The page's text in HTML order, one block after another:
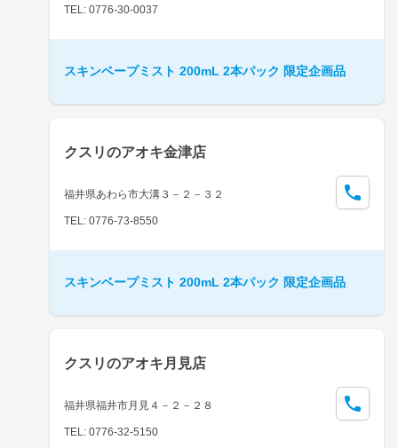
TEL: 0776-30-0037
スキンベープミスト 200mL 2本パック 限定企画品
クスリのアオキ金津店
福井県あわら市大溝３－２－３２
TEL: 0776-73-8550
スキンベープミスト 200mL 2本パック 限定企画品
クスリのアオキ月見店
福井県福井市月見４－２－２８
TEL: 0776-32-5150